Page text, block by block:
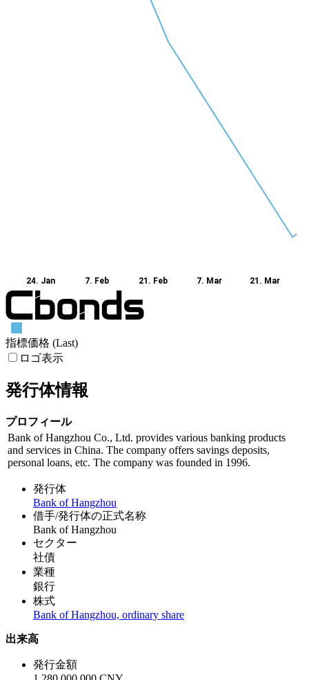
24. Jan 7. Feb 21. Feb 7. Mar 21. Mar
指標価格 (Last)
ロゴ表示
発行体情報
プロフィール
Bank of Hangzhou Co., Ltd. provides various banking products
and services in China. The company offers savings deposits,
personal loans, etc. The company was founded in 1996.
発行体
Bank of Hangzhou
借手/発行体の正式名称
Bank of Hangzhou
セクター
社債
業種
銀行
株式
Bank of Hangzhou, ordinary share
出来高
発行金額